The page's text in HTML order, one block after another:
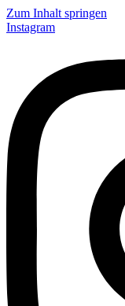
Zum Inhalt springen
Instagram